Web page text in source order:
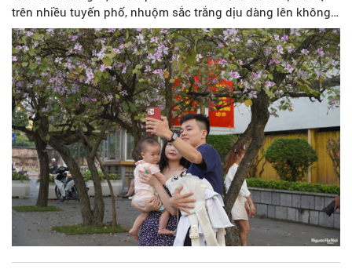
trên nhiều tuyến phố, nhuộm sắc trắng dịu dàng lên không
gian Thủ đô. Chỉ kéo dài trong vài tuần ngắn ngủi, mùa hoa
ban nhanh chóng trở thành điểm hẹn của người dân và du
khách, tạo nên những khung cảnh nhộn nhịp trên các con
phố vốn quen thuộc.